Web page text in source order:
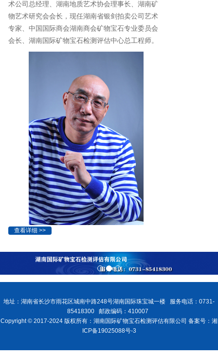
术公司总经理、湖南地质艺术协会理事长、湖南矿
物艺术研究会会长，现任湖南省银剑拍卖公司艺术
专家、中国国际商会湖南商会矿物宝石专业委员会
会长、湖南国际矿物宝石检测评估中心总工程师。
查看详细 >>
地址：湖南省长沙市雨花区城南中路248号湖南国际珠宝城一楼 服务电话：0731-
85418300 邮政编码：410007
Copyright © 2017-2024 版权所有：湖南国际矿物宝石检测评估有限公司 备案号：湘
ICP备19025088号-3